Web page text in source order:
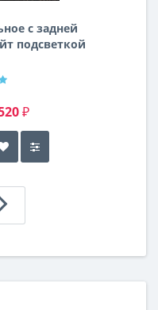
с задней
подсветкой
₽